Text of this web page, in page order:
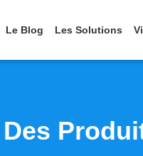
Le Blog Les Solutions